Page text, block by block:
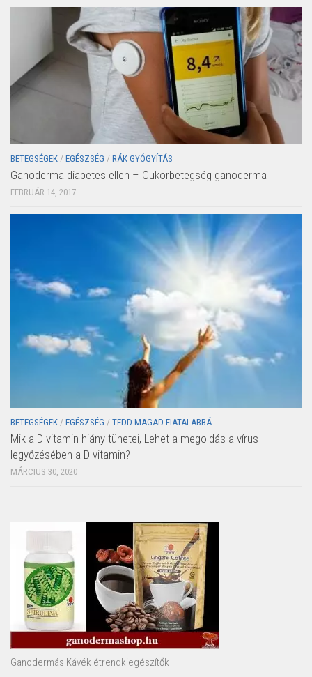
BETEGSÉGEK / EGÉSZSÉG / RÁK GYÓGYÍTÁS
Ganoderma diabetes ellen – Cukorbetegség ganoderma
FEBRUÁR 14, 2017
BETEGSÉGEK / EGÉSZSÉG / TEDD MAGAD FIATALABBÁ
Mik a D-vitamin hiány tünetei, Lehet a megoldás a vírus
legyőzésében a D-vitamin?
MÁRCIUS 30, 2020
Ganodermás Kávék étrendkiegészítők